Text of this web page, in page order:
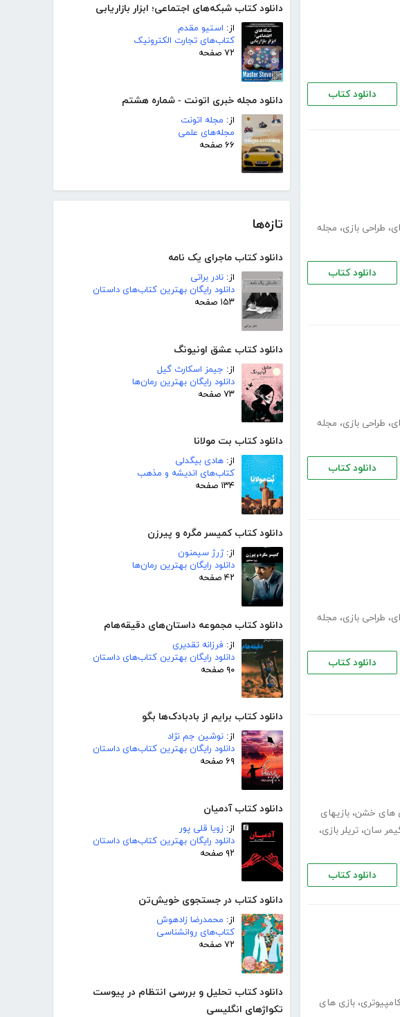
دانلود کتاب شبکه‌های اجتماعی؛ ابزار بازاریابی
از: استیو مقدم
کتاب‌های تجارت الکترونیک
۷۲ صفحه
دانلود مجله خبری اتونت - شماره هشتم
از: مجله اتونت
مجله‌های علمی
۶۶ صفحه
تازه‌ها
دانلود کتاب ماجرای یک نامه
از: نادر براتی
دانلود رایگان بهترین کتاب‌های داستان
۱۵۳ صفحه
دانلود کتاب عشق اونیونگ
از: جیمز اسکارث گیل
دانلود رایگان بهترین رمان‌ها
۷۳ صفحه
دانلود کتاب بت مولانا
از: هادی بیگدلی
کتاب‌های اندیشه و مذهب
۱۳۴ صفحه
دانلود کتاب کمیسر مگره و پیرزن
از:ژرژ سیمنون
دانلود رایگان بهترین رمان‌ها
۴۲ صفحه
دانلود کتاب مجموعه داستان‌های دقیقه‌هام
از: فرزانه تقدیری
دانلود رایگان بهترین کتاب‌های داستان
۹۰ صفحه
دانلود کتاب برایم از بادبادک‌ها بگو
از: نوشین جم نژاد
دانلود رایگان بهترین کتاب‌های داستان
۶۹ صفحه
دانلود کتاب آدمیان
از: زویا قلی پور
دانلود رایگان بهترین کتاب‌های داستان
۹۲ صفحه
دانلود کتاب در جستجوی خویش‌تن
از: محمدرضا زادهوش
کتاب‌های روانشناسی
۷۲ صفحه
دانلود کتاب تحلیل و بررسی انتظام در پیوست
تکواژهای انگلیسی
دانلود کتاب
، طراحی بازی، مجله
دانلود کتاب
، طراحی بازی، مجله
دانلود کتاب
، طراحی بازی، مجله
دانلود کتاب
های خشن، بازیهای
سان، تریلر بازی،
دانلود کتاب
، بازی های